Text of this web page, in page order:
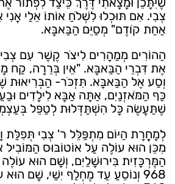
צְבִי. אִם תּוּכְלוּ לִשְׁלֹחַ אוֹתוֹ אֵלַי
אַחַת קֹודֶם" מְסַיֵּם הַבַּאבָּא.
הַהוֹרִים מְמַהֲרִים לִיצֹר קֶשֶׁר עִם
אֶת דִּבְרֵי הַבַּאבָּא. "אֵין בְּרֵרָה, קַח
וְסַע אֶל הַבַּאבָּא. תִּזְכֹּר- הַבְּרִיאוּת
כַּף הַמֹּאזְנַיִם, אַתָּה אַבָּא לִילָדִים
שֶׁתַּעֲשֶׂה כָּל הִשְׁתַּדְּלוּת לְטַפֵּל
לְמָחֳרָת הַיּוֹם מִתְפַּלֵּל ר' צְבִי תְּפִלַּת
מִכֵּן הוּא עוֹלֶה עַל אוֹטוֹבּוּס הַמּוֹבִיל
הַמֶּרְכָּזִית בִּירוּשָׁלַיִם, וְשָׁם הוּא
968 וְנוֹסֵעַ עַד מֶחְלַף יִשַׁי, שָׁם